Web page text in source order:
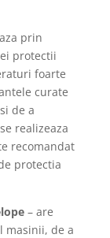
prin
protectii
foarte
curate
de a
realizeaza
recomandat
protectia
– are
masinii, de a